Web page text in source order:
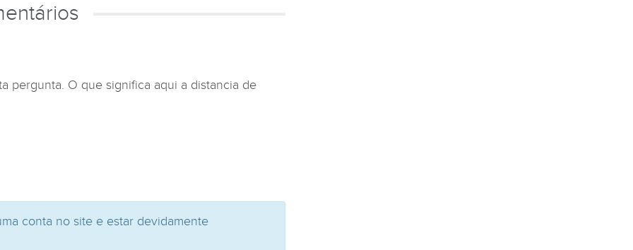
pergunta. O que significa aqui a distancia de
conta no site e estar devidamente